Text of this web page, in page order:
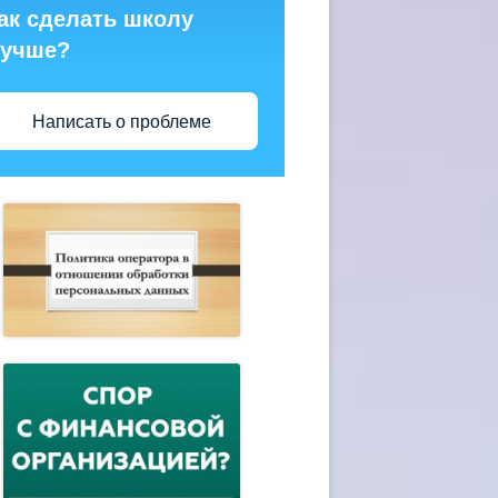
сделать школу
Написать о проблеме